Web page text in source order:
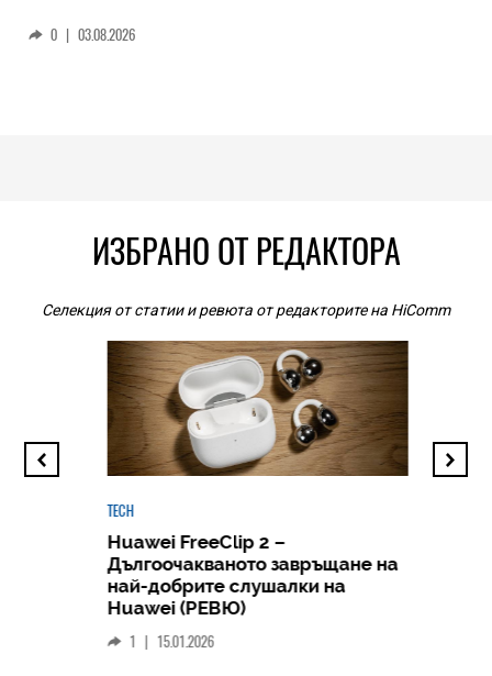
0 | 03.08.2026
ИЗБРАНО ОТ РЕДАКТОРА
Селекция от статии и ревюта от редакторите на HiComm
TECH
Huawei FreeClip 2 –
Дългоочакваното завръщане на
най-добрите слушалки на
Huawei (РЕВЮ)
1 | 15.01.2026